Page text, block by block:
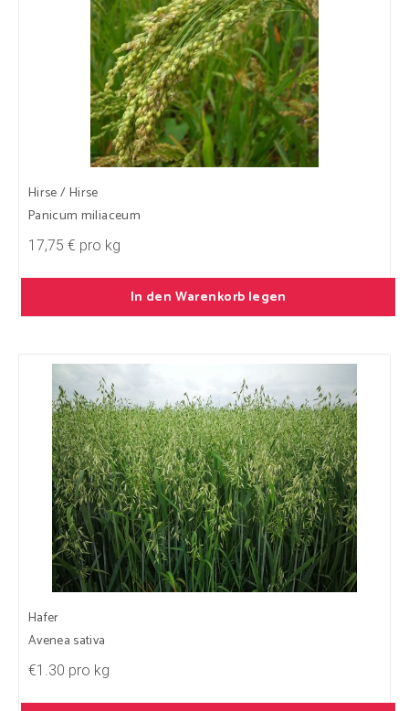
Hirse / Hirse
Panicum miliaceum
17,75 € pro kg
In den Warenkorb legen
Hafer
Avenea sativa
€1.30 pro kg